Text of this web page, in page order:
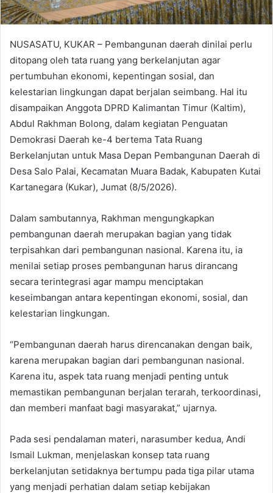
NUSASATU, KUKAR – Pembangunan daerah dinilai perlu
ditopang oleh tata ruang yang berkelanjutan agar
pertumbuhan ekonomi, kepentingan sosial, dan
kelestarian lingkungan dapat berjalan seimbang. Hal itu
disampaikan Anggota DPRD Kalimantan Timur (Kaltim),
Abdul Rakhman Bolong, dalam kegiatan Penguatan
Demokrasi Daerah ke-4 bertema Tata Ruang
Berkelanjutan untuk Masa Depan Pembangunan Daerah di
Desa Salo Palai, Kecamatan Muara Badak, Kabupaten Kutai
Kartanegara (Kukar), Jumat (8/5/2026).
Dalam sambutannya, Rakhman mengungkapkan
pembangunan daerah merupakan bagian yang tidak
terpisahkan dari pembangunan nasional. Karena itu, ia
menilai setiap proses pembangunan harus dirancang
secara terintegrasi agar mampu menciptakan
keseimbangan antara kepentingan ekonomi, sosial, dan
kelestarian lingkungan.
“Pembangunan daerah harus direncanakan dengan baik,
karena merupakan bagian dari pembangunan nasional.
Karena itu, aspek tata ruang menjadi penting untuk
memastikan pembangunan berjalan terarah, terkoordinasi,
dan memberi manfaat bagi masyarakat,” ujarnya.
Pada sesi pendalaman materi, narasumber kedua, Andi
Ismail Lukman, menjelaskan konsep tata ruang
berkelanjutan setidaknya bertumpu pada tiga pilar utama
yang menjadi perhatian dalam setiap kebijakan